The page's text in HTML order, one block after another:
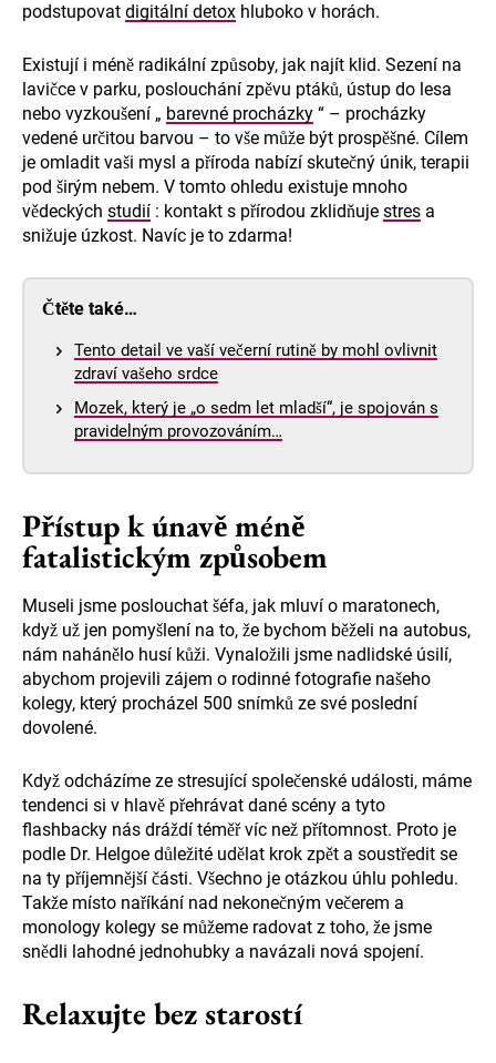
podstupovat digitální detox hluboko v horách.
Existují i méně radikální způsoby, jak najít klid. Sezení na
lavičce v parku, poslouchání zpěvu ptáků, ústup do lesa
nebo vyzkoušení „ barevné procházky “ – procházky
vedené určitou barvou – to vše může být prospěšné. Cílem
je omladit vaši mysl a příroda nabízí skutečný únik, terapii
pod širým nebem. V tomto ohledu existuje mnoho
vědeckých studií : kontakt s přírodou zklidňuje stres a
snižuje úzkost. Navíc je to zdarma!
Čtěte také…
Tento detail ve vaší večerní rutině by mohl ovlivnit
zdraví vašeho srdce
Mozek, který je „o sedm let mladší“, je spojován s
pravidelným provozováním…
Přístup k únavě méně
fatalistickým způsobem
Museli jsme poslouchat šéfa, jak mluví o maratonech,
když už jen pomyšlení na to, že bychom běželi na autobus,
nám nahánělo husí kůži. Vynaložili jsme nadlidské úsilí,
abychom projevili zájem o rodinné fotografie našeho
kolegy, který procházel 500 snímků ze své poslední
dovolené.
Když odcházíme ze stresující společenské události, máme
tendenci si v hlavě přehrávat dané scény a tyto
flashbacky nás dráždí téměř víc než přítomnost. Proto je
podle Dr. Helgoe důležité udělat krok zpět a soustředit se
na ty příjemnější části. Všechno je otázkou úhlu pohledu.
Takže místo naříkání nad nekonečným večerem a
monology kolegy se můžeme radovat z toho, že jsme
snědli lahodné jednohubky a navázali nová spojení.
Relaxujte bez starostí